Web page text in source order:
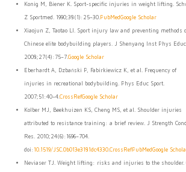
Konig M, Biener K. Sport-specific injuries in weight lifting.
Z Sportmed. 1990;38(1):25–30.PubMedGoogle Scholar
Xiaojun Z, Taotao LI. Sport injury law and preventing methods
Chinese elite bodybuilding players. J Shenyang Inst Phys
2008;27(4):75–7.Google Scholar
Eberhardt A, Dzbański P, Fabirkiewicz K, et al. Frequency of
injuries in recreational bodybuilding. Phys Educ Sport.
2007;51:40–4.CrossRefGoogle Scholar
Kolber MJ, Beekhuizen KS, Cheng MS, et al. Shoulder injuries
attributed to resistance training: a brief review. J Strength Cond
Res. 2010;24(6):1696–704.
doi: 10.1519/JSC.0b013e3181dc4330.CrossRefPubMedGoogle
Neviaser TJ. Weight lifting: risks and injuries to the shoulder.